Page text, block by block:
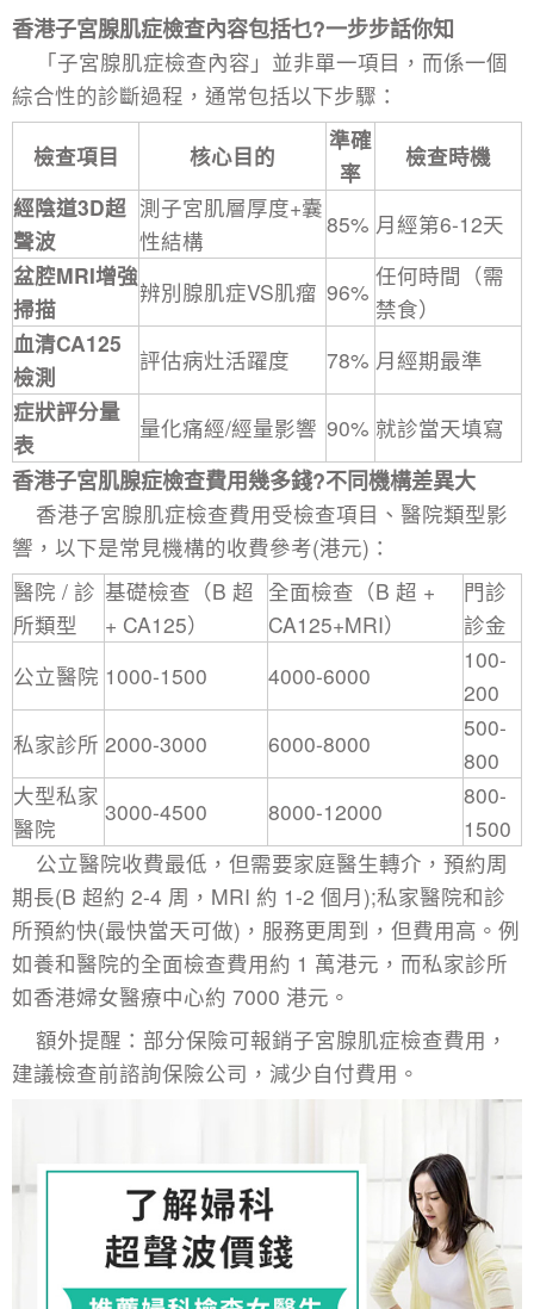
香港子宮腺肌症檢查內容包括乜?一步步話你知
「子宮腺肌症檢查內容」並非單一項目，而係一個
綜合性的診斷過程，通常包括以下步驟：
檢查項目 核心目的
準確
率
檢查時機
經陰道3D超
聲波
測子宮肌層厚度+囊
性結構
85% 月經第6-12天
盆腔MRI增強
掃描
辨別腺肌症VS肌瘤 96%
任何時間（需
禁食）
血清CA125
檢測
評估病灶活躍度 78% 月經期最準
症狀評分量
表
量化痛經/經量影響 90% 就診當天填寫
香港子宮肌腺症檢查費用幾多錢?不同機構差異大​
香港子宮腺肌症檢查費用受檢查項目、醫院類型影
響，以下是常見機構的收費參考(港元)：​
醫院 / 診
所類型​
基礎檢查（B 超
+ CA125）​
全面檢查（B 超 +
CA125+MRI）​
門診
診金​
公立醫院​ 1000-1500​ 4000-6000​
100-
200​
私家診所​ 2000-3000​ 6000-8000​
500-
800​
大型私家
醫院​
3000-4500​ 8000-12000​
800-
1500​
​公立醫院收費最低，但需要家庭醫生轉介，預約周
期長(B 超約 2-4 周，MRI 約 1-2 個月);私家醫院和診
所預約快(最快當天可做)，服務更周到，但費用高。例
如養和醫院的全面檢查費用約 1 萬港元，而私家診所
如香港婦女醫療中心約 7000 港元。​
額外提醒：部分保險可報銷子宮腺肌症檢查費用，
建議檢查前諮詢保險公司，減少自付費用。